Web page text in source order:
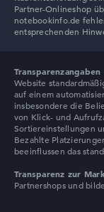
Transparenzangaben
Website
auf einem
insbesondere die
von Klick- und
Sortiereinstellungen
Bezahlte
beeinflussen das
Transparenz zur
Partnershops und